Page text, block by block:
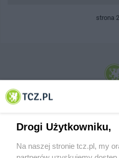
strona
© 2001-2026 Tczew - TCZ.PL Sp. z o.o.
Drogi Użytkowniku,
Na naszej stronie tcz.pl, my